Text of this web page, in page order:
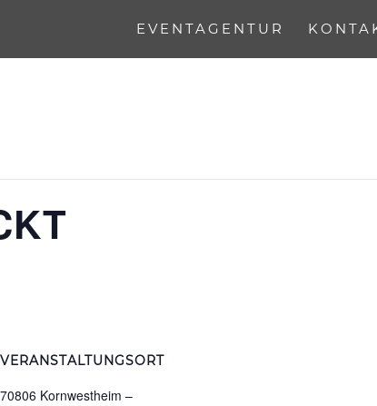
EVENTAGENTUR
VERANSTALTUNGSORT
70806 Kornwestheim –